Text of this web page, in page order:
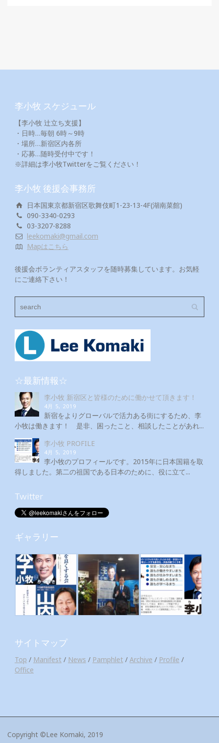
李小牧 スケジュール
【李小牧 辻立ち支援】
・日時…毎朝 6時～9時
・場所…新宿区内各所
・応募…随時受付中です！
※詳細は李小牧Twitterをご覧ください！
李小牧 後援会事務所
日本国東京都新宿区歌舞伎町1-23-13-4F(湖南菜館)
090-3340-0293
03-3207-8288
leekomaki@gmail.com
Mapはこちら
後援会ボランティアスタッフを随時募集しています。お気軽
にご連絡下さい！
☆最新情報☆
李小牧 新宿区と皆様のために働かせて頂きます！
4月 5, 2019
新宿をよりグローバルで活力ある街にするため、李
小牧は働きます！ 是非、困ったこと、相談したことがあれ...
李小牧 PROFILE
4月 5, 2019
李小牧のプロフィールです。2015年に日本国籍を取
得しました。第二の祖国である日本のために、役に立て...
Twitter
ギャラリー
サイトマップ
Top / Manifest / News / Pamphlet / Archive / Profile /
Office
Copyright ©Lee Komaki, 2019